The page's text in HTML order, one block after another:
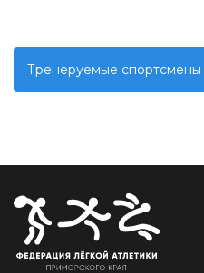
Тренеруемые спортсмены